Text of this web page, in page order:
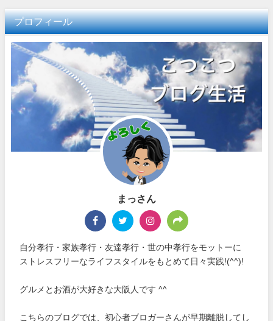
プロフィール
まっさん
自分孝行・家族孝行・友達孝行・世の中孝行をモットーに
ストレスフリーなライフスタイルをもとめて日々実践!(^^)!
グルメとお酒が大好きな大阪人です ^^
こちらのブログでは、初心者ブロガーさんが早期離脱してし